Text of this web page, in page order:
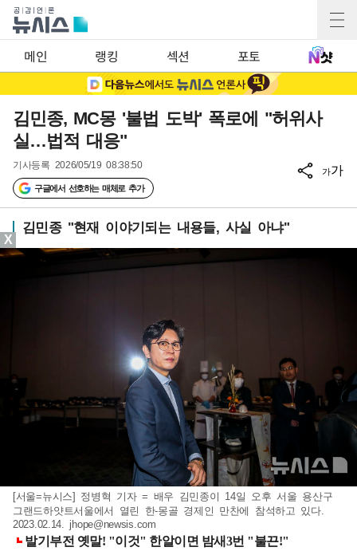
메인 랭킹 섹션 포토
김민종, MC몽 '불법 도박' 폭로에 "허위사
실…법적 대응"
기사등록 2026/05/19 08:38:50
구글에서 선호하는 매체로 추가
가가
김민종 "현재 이야기되는 내용들, 사실 아냐"
[서울=뉴시스] 정병혁 기자 = 배우 김민종이 14일 오후 서울 용산구
그랜드하얏트서울에서 열린 한-몽골 경제인 만찬에 참석하고 있다.
2023.02.14. jhope@newsis.com
X